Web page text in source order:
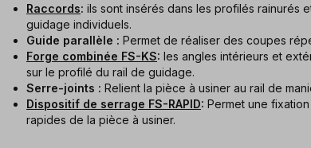
Raccords: ils sont insérés dans les profilés rainurés
guidage individuels.
Guide parallèle : Permet de réaliser des coupes
Forge combinée FS-KS: les angles intérieurs et
sur le profilé du rail de guidage.
Serre-joints : Relient la pièce à usiner au rail de
Dispositif de serrage FS-RAPID: Permet une
rapides de la pièce à usiner.